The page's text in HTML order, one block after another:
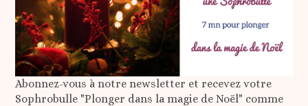
Abonnez-vous à notre newsletter et recevez votre
Sophrobulle "Plonger dans la magie de Noël" comme